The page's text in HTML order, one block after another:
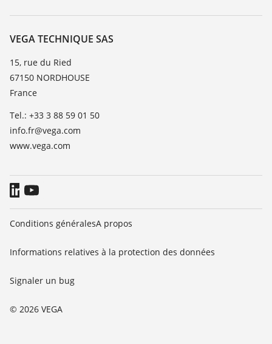
Liste de compatibilité chimique
TeamViewer
Carrière
À propos de VEGA
Contact
News
Blog
VEGA TECHNIQUE SAS
15, rue du Ried
67150 NORDHOUSE
France
Tel.: +33 3 88 59 01 50
info.fr@vega.com
www.vega.com
© 2026 VEGA
Conditions généralesA propos
Informations relatives à la protection des données
Signaler un bug